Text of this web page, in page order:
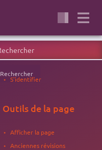
Rechercher
S'identifier
Outils de la page
Afficher la page
Anciennes révisions